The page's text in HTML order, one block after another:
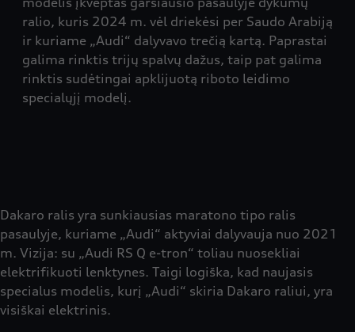
ralio, kuris 2024 m. vėl driekėsi per Saudo Arabiją
ir kuriame „Audi“ dalyvavo trečią kartą. Paprastai
galima rinktis trijų spalvų dažus, taip pat galima
rinktis sudėtingai apklijuotą riboto leidimo
specialųjį modelį.
Dakaro ralis yra sunkiausias maratono tipo ralis
pasaulyje, kuriame „Audi“ aktyviai dalyvauja nuo 2021
m. Vizija: su „Audi RS Q e-tron“ toliau nuosekliai
elektrifikuoti lenktynes. Taigi logiška, kad naujasis
specialus modelis, kurį „Audi“ skiria Dakaro raliui, yra
visiškai elektrinis.